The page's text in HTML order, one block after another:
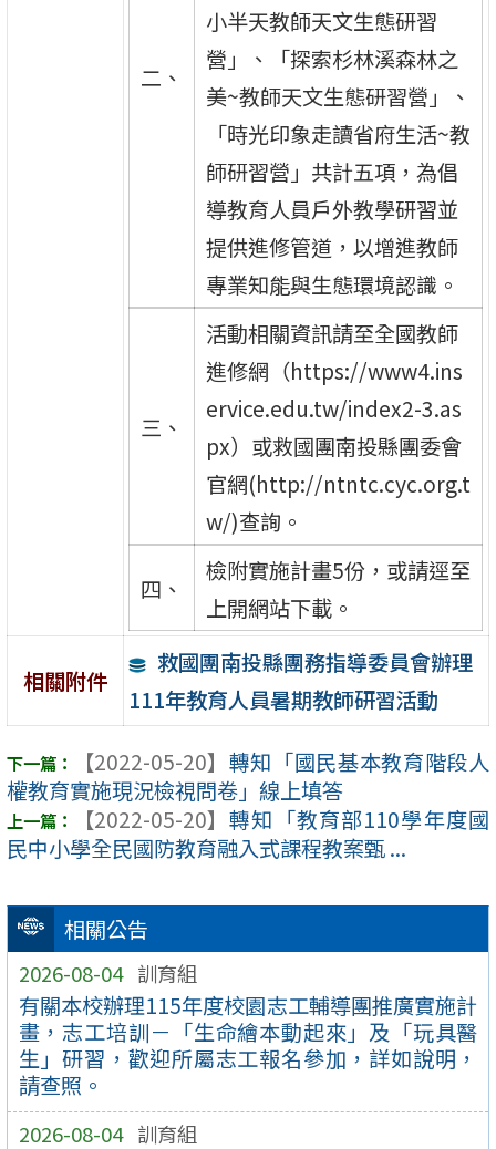
相關公告
2026-08-04 訓育組
有關本校辦理115年度校園志工輔導團推廣實施計
畫，志工培訓－「生命繪本動起來」及「玩具醫
生」研習，歡迎所屬志工報名參加，詳如說明，
請查照。
2026-08-04 訓育組
二、
小半天教師天文生態研習
營」、「探索杉林溪森林之
美~教師天文生態研習營」、
「時光印象走讀省府生活~教
師研習營」共計五項，為倡
導教育人員戶外教學研習並
提供進修管道，以增進教師
專業知能與生態環境認識。
三、
活動相關資訊請至全國教師
進修網（https://www4.ins
ervice.edu.tw/index2-3.as
px）或救國團南投縣團委會
官網(http://ntntc.cyc.org.t
w/)查詢。
四、
檢附實施計畫5份，或請逕至
上開網站下載。
相關附件
救國團南投縣團務指導委員會辦理
111年教育人員暑期教師研習活動
【2022-05-20】 轉知「國民基本教育階段人
權教育實施現況檢視問卷」線上填答
【2022-05-20】 轉知「教育部110學年度國
民中小學全民國防教育融入式課程教案甄 ...